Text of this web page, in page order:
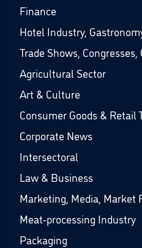
Finance
Hotel Industry,
Trade Shows,
Agricultural Sector
Art & Culture
Consumer Goods & Retail
Corporate News
Intersectoral
Law & Business
Marketing, Media, Market
Meat-processing Industry
Packaging